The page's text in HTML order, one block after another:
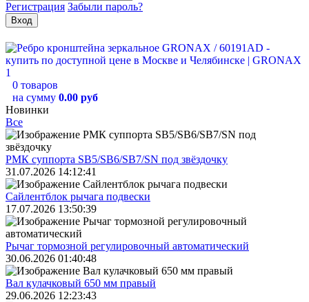
Регистрация Забыли пароль?
0 товаров
на сумму 0.00 руб
Новинки
Все
РМК суппорта SB5/SB6/SB7/SN под звёздочку
31.07.2026 14:12:41
Сайлентблок рычага подвески
17.07.2026 13:50:39
Рычаг тормозной регулировочный автоматический
30.06.2026 01:40:48
Вал кулачковый 650 мм правый
29.06.2026 12:23:43